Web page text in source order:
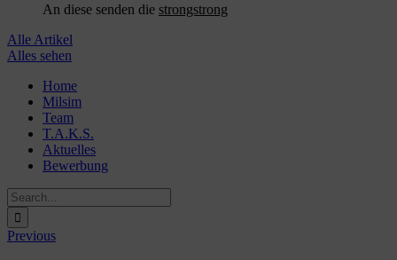
An diese senden die strongstrong
Alle Artikel
Alles sehen
content
Home
Milsim
Team
T.A.K.S.
Aktuelles
Bewerbung
Search
for:
Previous